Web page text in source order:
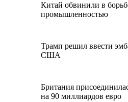
Китай обвинили в
промышленностью
Трамп решил ввести
США
Британия
на 90 миллиардов евро